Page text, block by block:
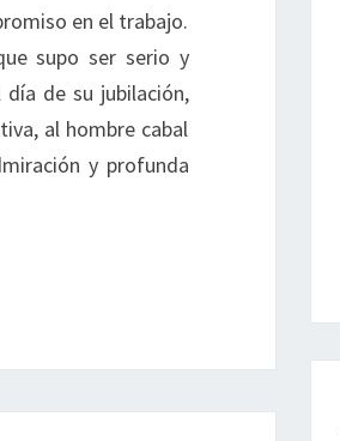
en el trabajo.
supo ser serio y
de su jubilación,
al hombre cabal
y profunda